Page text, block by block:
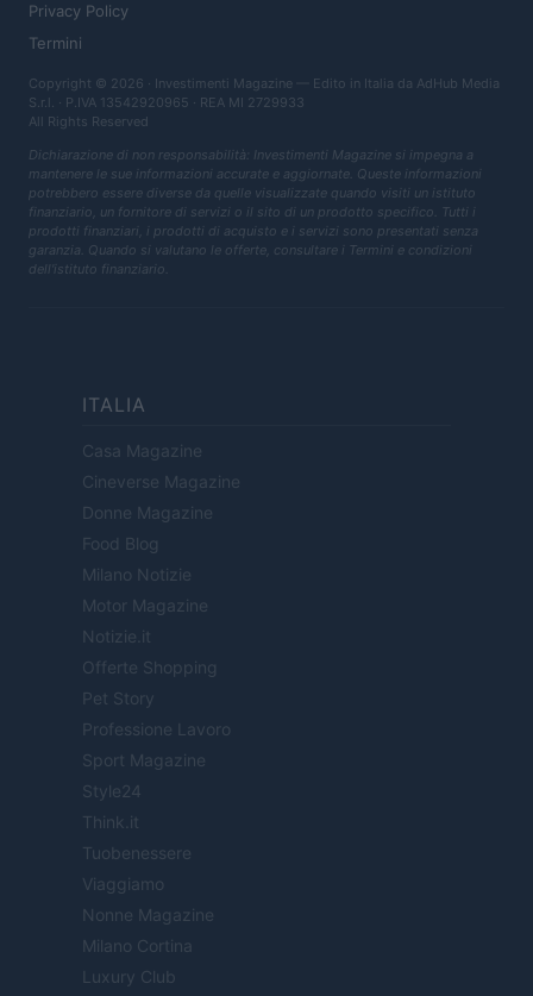
Privacy Policy
Termini
Copyright © 2026 · Investimenti Magazine — Edito in Italia da AdHub Media
S.r.l. · P.IVA 13542920965 · REA MI 2729933
All Rights Reserved
Dichiarazione di non responsabilità: Investimenti Magazine si impegna a
mantenere le sue informazioni accurate e aggiornate. Queste informazioni
potrebbero essere diverse da quelle visualizzate quando visiti un istituto
finanziario, un fornitore di servizi o il sito di un prodotto specifico. Tutti i
prodotti finanziari, i prodotti di acquisto e i servizi sono presentati senza
garanzia. Quando si valutano le offerte, consultare i Termini e condizioni
dell'istituto finanziario.
ITALIA
Casa Magazine
Cineverse Magazine
Donne Magazine
Food Blog
Milano Notizie
Motor Magazine
Notizie.it
Offerte Shopping
Pet Story
Professione Lavoro
Sport Magazine
Style24
Think.it
Tuobenessere
Viaggiamo
Nonne Magazine
Milano Cortina
Luxury Club